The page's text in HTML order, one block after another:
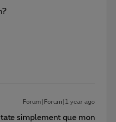
Forum|Forum|1 year ago
simplement que mon